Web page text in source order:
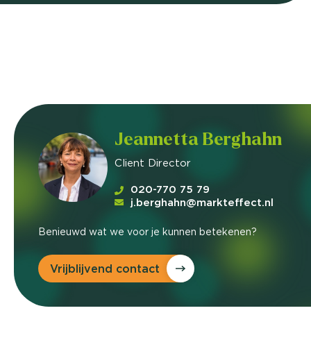
Jeannetta Berghahn
Client Director
020-770 75 79
j.berghahn@markteffect.nl
Benieuwd wat we voor je kunnen betekenen?
Vrijblijvend contact